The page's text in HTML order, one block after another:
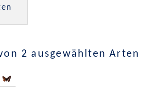
2 ausgewählten Arten